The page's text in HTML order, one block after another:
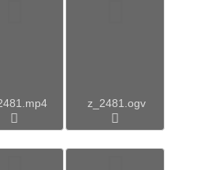
z_2481.ogv